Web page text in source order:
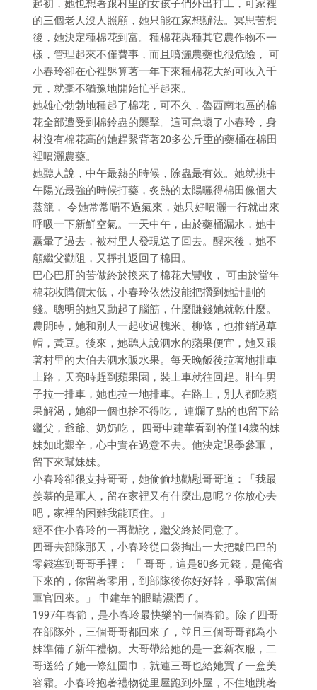
起初，她也想著跟村里的女孩子們外出打工，可家裡
的三個老人沒人照顧，她只能在家想辦法。冥思苦想
後，她決定種棉花到富。種棉花與種其它農作物不一
樣，管理起來不僅費事，而且噴灑農藥也很危險， 可
小春玲卻在心裡盤算著一年下來種棉花大約可收入千
元，就毫不猶豫地開始忙乎起來。
她雄心勃勃地種起了棉花，可不久，魯西南地區的棉
花全部遭受到棉鈴蟲的襲擊。這可急壞了小春玲，身
材沒有棉花高的她趕緊背著20多公斤重的藥桶在棉田
裡噴灑農藥。
她聽人說，中午最熱的時候，除蟲最有效。她就挑中
午陽光最強的時候打藥，炙熱的太陽曬得棉田像個大
蒸籠， 令她常常喘不過氣來，她只好噴灑一行就出來
呼吸一下新鮮空氣。一天中午，由於藥桶漏水，她中
纛暈了過去，被村里人發現送了回去。醒來後，她不
顧繼父勸阻，又掙扎返回了棉田。
巴心巴肝的苦做終於換來了棉花大豐收， 可由於當年
棉花收購價太低，小春玲依然沒能把攢到她計劃的
錢。聰明的她又動起了腦筋，什麼賺錢她就乾什麼。
農閒時，她和別人一起收過槐米、柳條，也推銷過草
帽，黃豆。後來，她聽人說泗水的蘋果便宜，她又跟
著村里的大伯去泗水販水果。每天晚飯後拉著地排車
上路，天亮時趕到蘋果園，裝上車就往回趕。壯年男
子拉一排車，她也拉一地排車。在路上，別人都吃蘋
果解渴，她卻一個也捨不得吃， 連爛了點的也留下給
繼父，爺爺、奶奶吃， 四哥申建華看到的僅14歲的妹
妹如此艱辛，心中實在過意不去。他決定退學參軍，
留下來幫妹妹。
小春玲卻很支持哥哥，她偷偷地勸慰哥哥道：「我最
羨慕的是軍人，留在家裡又有什麼出息呢？你放心去
吧，家裡的困難我能頂住。」
經不住小春玲的一再勸說，繼父終於同意了。
四哥去部隊那天，小春玲從口袋掏出一大把皺巴巴的
零錢塞到哥哥手裡： 「 哥哥，這是80多元錢，是俺省
下來的，你留著零用，到部隊後你好好幹，爭取當個
軍官回來。」 申建華的眼睛濕潤了。
1997年春節，是小春玲最快樂的一個春節。除了四哥
在部隊外，三個哥哥都回來了，並且三個哥哥都為小
妹準備了新年禮物。大哥帶給她的是一套新衣服，二
哥送給了她一條紅圍巾，就連三哥也給她買了一盒美
容霜。小春玲抱著禮物從里屋跑到外屋，不住地跳著